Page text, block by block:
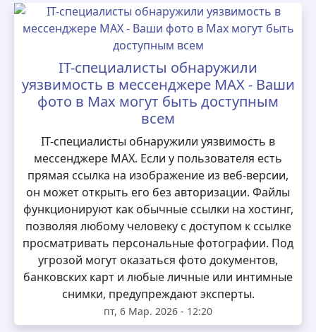
IT-специалисты обнаружили
уязвимость в мессенджере MAX - Ваши
фото в Max могут быть доступным
всем
IT-специалисты обнаружили уязвимость в
мессенджере MAX. Если у пользователя есть
прямая ссылка на изображение из веб-версии,
он может открыть его без авторизации. Файлы
функционируют как обычные ссылки на хостинг,
позволяя любому человеку с доступом к ссылке
просматривать персональные фотографии. Под
угрозой могут оказаться фото документов,
банковских карт и любые личные или интимные
снимки, предупреждают эксперты.
пт, 6 Мар. 2026 - 12:20